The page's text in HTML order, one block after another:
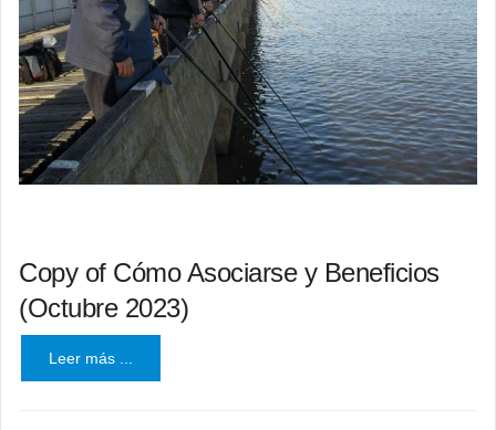
Copy of Cómo Asociarse y Beneficios
(Octubre 2023)
Leer más ...